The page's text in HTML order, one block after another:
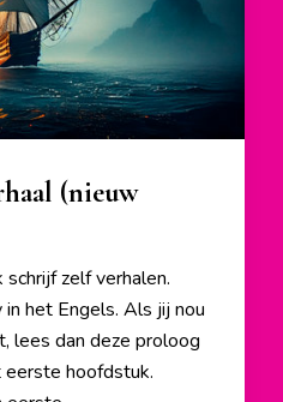
(nieuw
schrijf zelf verhalen.
het Engels. Als jij nou
lees dan deze proloog
hoofdstuk.